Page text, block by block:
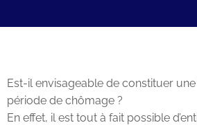
Est-il envisageable de constituer
période de chômage ?
En effet, il est tout à fait possible